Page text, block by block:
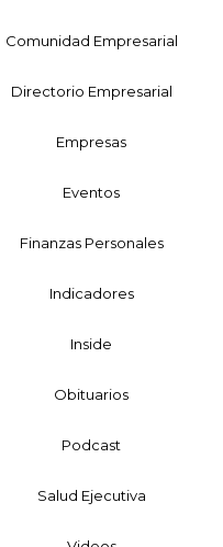
Comunidad Empresarial
Directorio Empresarial
Empresas
Eventos
Finanzas Personales
Indicadores
Inside
Obituarios
Podcast
Salud Ejecutiva